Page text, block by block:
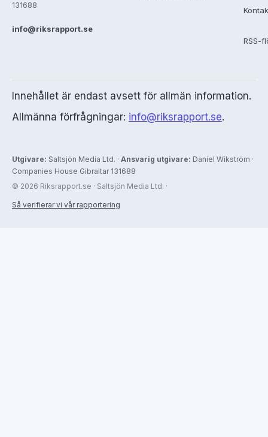
131688
info@riksrapport.se
RSS-
Innehållet är endast avsett för allmän information.
Allmänna förfrågningar: info@riksrapport.se.
Utgivare: Saltsjön Media Ltd. · Ansvarig utgivare: Daniel Wikström ·
Companies House Gibraltar 131688
© 2026 Riksrapport.se · Saltsjön Media Ltd. ·
Så verifierar vi vår rapportering